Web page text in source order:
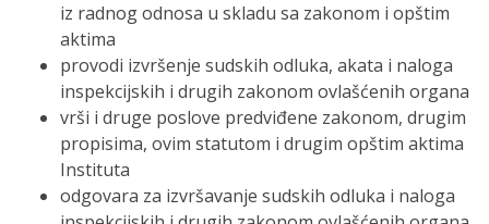
iz radnog odnosa u skladu sa zakonom i opštim
aktima
provodi izvršenje sudskih odluka, akata i naloga
inspekcijskih i drugih zakonom ovlašćenih organa
vrši i druge poslove predviđene zakonom, drugim
propisima, ovim statutom i drugim opštim aktima
Instituta
odgovara za izvršavanje sudskih odluka i naloga